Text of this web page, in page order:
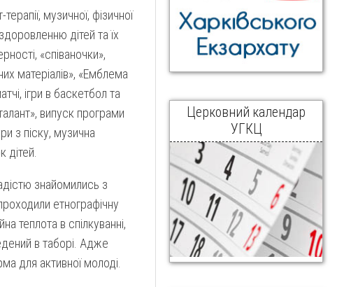
музичної, фізичної
дітей та їх
«співаночки»,
матеріалів», «Емблема
ігри в баскетбол та
випуск програми
з піску, музична
дітей.
знайомились з
етнографічну
теплота в спілкуванні,
в таборі. Адже
для активної молоді.
Церковний календар
УГКЦ